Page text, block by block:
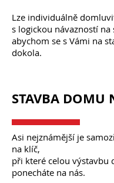
Lze individuálně
s logickou návazností na
abychom se s Vámi na
dokola.
STAVBA DOMU
Asi nejznámější je
na klíč,
při které celou výstavbu
ponecháte na nás.